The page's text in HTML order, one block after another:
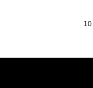
10